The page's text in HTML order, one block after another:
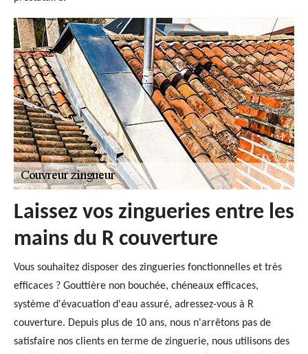
Laissez vos zingueries entre les
mains du R couverture
Vous souhaitez disposer des zingueries fonctionnelles et très
efficaces ? Gouttière non bouchée, chéneaux efficaces,
système d'évacuation d'eau assuré, adressez-vous à R
couverture. Depuis plus de 10 ans, nous n'arrêtons pas de
satisfaire nos clients en terme de zinguerie, nous utilisons des